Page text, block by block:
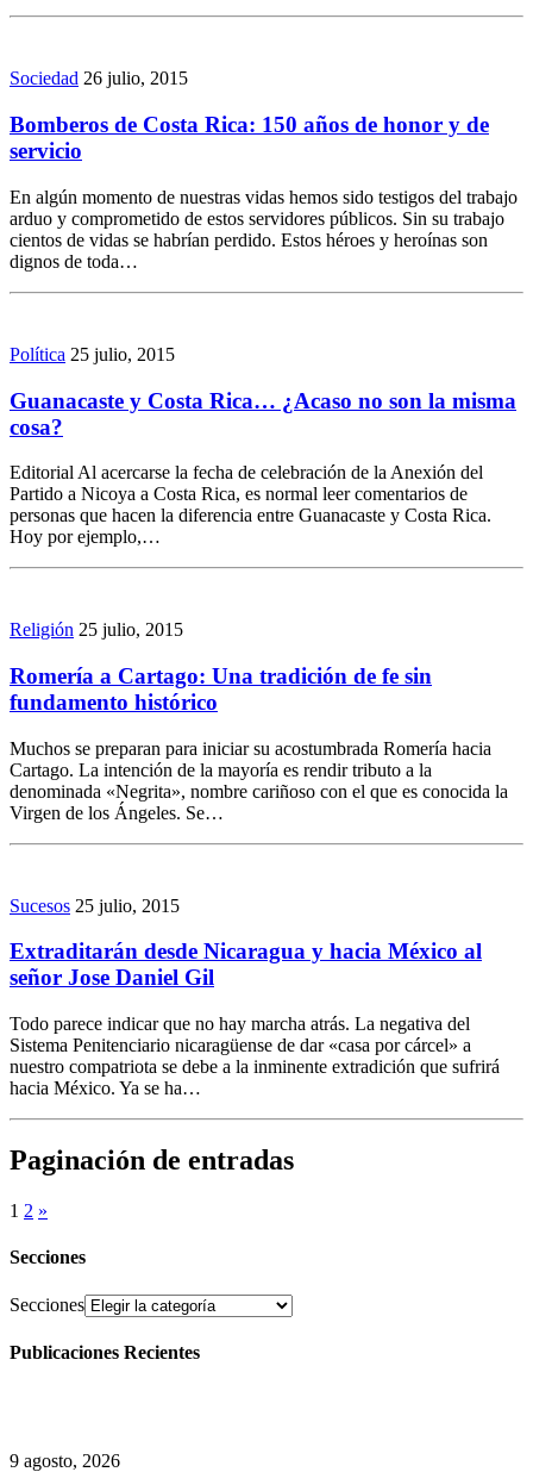
Sociedad 26 julio, 2015
Bomberos de Costa Rica: 150 años de honor y de
servicio
En algún momento de nuestras vidas hemos sido testigos del trabajo
arduo y comprometido de estos servidores públicos. Sin su trabajo
cientos de vidas se habrían perdido. Estos héroes y heroínas son
dignos de toda…
Política 25 julio, 2015
Guanacaste y Costa Rica… ¿Acaso no son la misma
cosa?
Editorial Al acercarse la fecha de celebración de la Anexión del
Partido a Nicoya a Costa Rica, es normal leer comentarios de
personas que hacen la diferencia entre Guanacaste y Costa Rica.
Hoy por ejemplo,…
Religión 25 julio, 2015
Romería a Cartago: Una tradición de fe sin
fundamento histórico
Muchos se preparan para iniciar su acostumbrada Romería hacia
Cartago. La intención de la mayoría es rendir tributo a la
denominada «Negrita», nombre cariñoso con el que es conocida la
Virgen de los Ángeles. Se…
Sucesos 25 julio, 2015
Extraditarán desde Nicaragua y hacia México al
señor Jose Daniel Gil
Todo parece indicar que no hay marcha atrás. La negativa del
Sistema Penitenciario nicaragüense de dar «casa por cárcel» a
nuestro compatriota se debe a la inminente extradición que sufrirá
hacia México. Ya se ha…
Paginación de entradas
1 2 »
Secciones
Secciones
Publicaciones Recientes
9 agosto, 2026